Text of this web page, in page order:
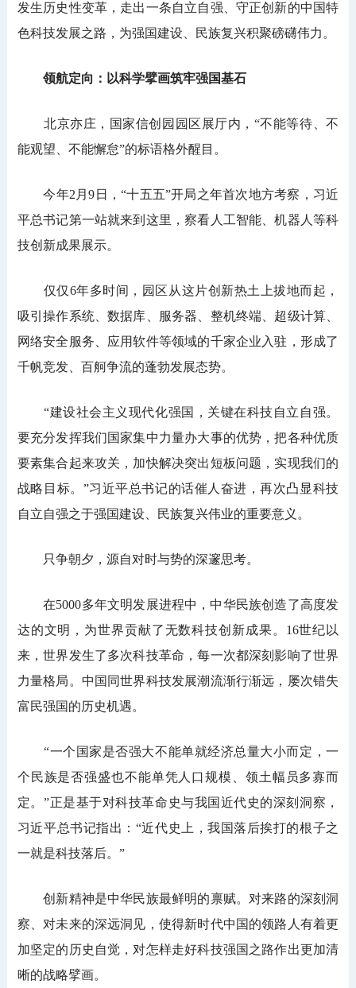
发生历史性变革，走出一条自立自强、守正创新的中国特
色科技发展之路，为强国建设、民族复兴积聚磅礴伟力。
领航定向：以科学擘画筑牢强国基石
北京亦庄，国家信创园园区展厅内，“不能等待、不
能观望、不能懈怠”的标语格外醒目。
今年2月9日，“十五五”开局之年首次地方考察，习近
平总书记第一站就来到这里，察看人工智能、机器人等科
技创新成果展示。
仅仅6年多时间，园区从这片创新热土上拔地而起，
吸引操作系统、数据库、服务器、整机终端、超级计算、
网络安全服务、应用软件等领域的千家企业入驻，形成了
千帆竞发、百舸争流的蓬勃发展态势。
“建设社会主义现代化强国，关键在科技自立自强。
要充分发挥我们国家集中力量办大事的优势，把各种优质
要素集合起来攻关，加快解决突出短板问题，实现我们的
战略目标。”习近平总书记的话催人奋进，再次凸显科技
自立自强之于强国建设、民族复兴伟业的重要意义。
只争朝夕，源自对时与势的深邃思考。
在5000多年文明发展进程中，中华民族创造了高度发
达的文明，为世界贡献了无数科技创新成果。16世纪以
来，世界发生了多次科技革命，每一次都深刻影响了世界
力量格局。中国同世界科技发展潮流渐行渐远，屡次错失
富民强国的历史机遇。
“一个国家是否强大不能单就经济总量大小而定，一
个民族是否强盛也不能单凭人口规模、领土幅员多寡而
定。”正是基于对科技革命史与我国近代史的深刻洞察，
习近平总书记指出：“近代史上，我国落后挨打的根子之
一就是科技落后。”
创新精神是中华民族最鲜明的禀赋。对来路的深刻洞
察、对未来的深远洞见，使得新时代中国的领路人有着更
加坚定的历史自觉，对怎样走好科技强国之路作出更加清
晰的战略擘画。